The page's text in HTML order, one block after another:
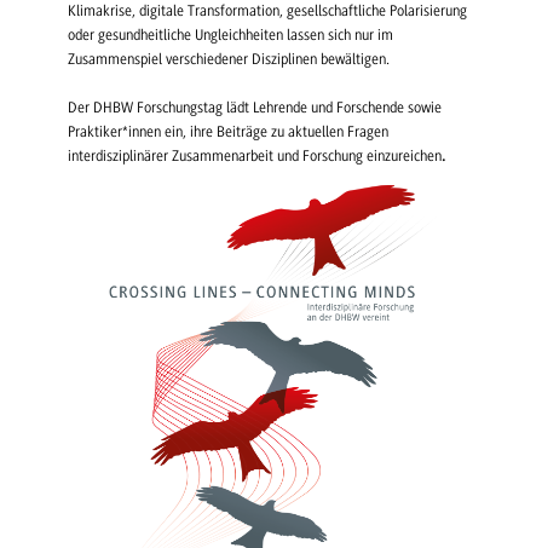
Klimakrise, digitale Transformation, gesellschaftliche Polarisierung
oder gesundheitliche Ungleichheiten lassen sich nur im
Zusammenspiel verschiedener Disziplinen bewältigen.
Der DHBW Forschungstag lädt Lehrende und Forschende sowie
Praktiker*innen ein, ihre Beiträge zu aktuellen Fragen
interdisziplinärer Zusammenarbeit und Forschung einzureichen.